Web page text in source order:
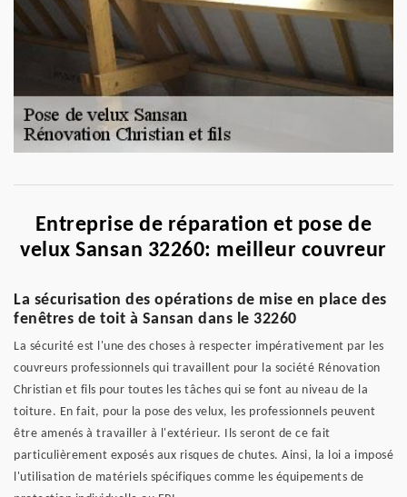
Entreprise de réparation et pose de
velux Sansan 32260: meilleur couvreur
La sécurisation des opérations de mise en place des
fenêtres de toit à Sansan dans le 32260
La sécurité est l'une des choses à respecter impérativement par les
couvreurs professionnels qui travaillent pour la société Rénovation
Christian et fils pour toutes les tâches qui se font au niveau de la
toiture. En fait, pour la pose des velux, les professionnels peuvent
être amenés à travailler à l'extérieur. Ils seront de ce fait
particulièrement exposés aux risques de chutes. Ainsi, la loi a imposé
l'utilisation de matériels spécifiques comme les équipements de